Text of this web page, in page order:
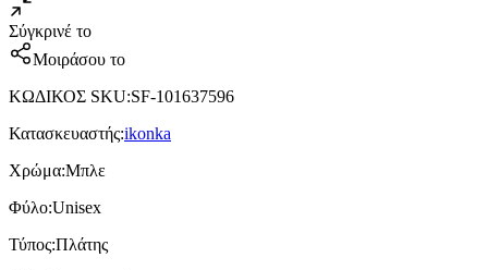
Σύγκρινέ το
Μοιράσου το
ΚΩΔΙΚΟΣ SKU:SF-101637596
Κατασκευαστής:ikonka
Χρώμα:Μπλε
Φύλο:Unisex
Τύπος:Πλάτης